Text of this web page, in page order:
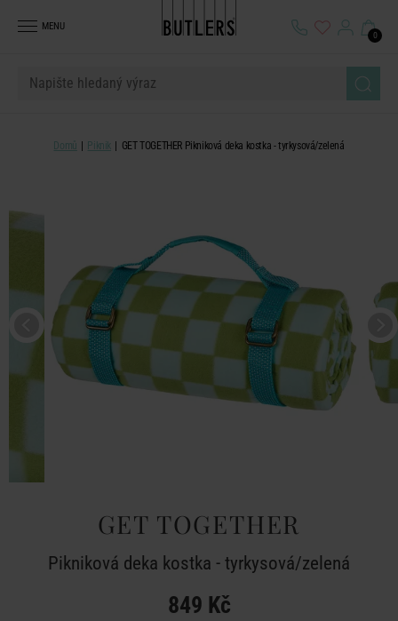
MENU
0
Domů Piknik GET TOGETHER Pikniková deka kostka - tyrkysová/zelená
GET TOGETHER
Pikniková deka kostka - tyrkysová/zelená
849 Kč